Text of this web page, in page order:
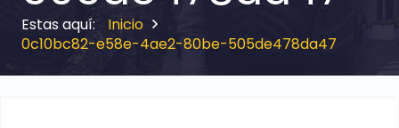
Inicio
0c10bc82-e58e-4ae2-80be-505de478da47